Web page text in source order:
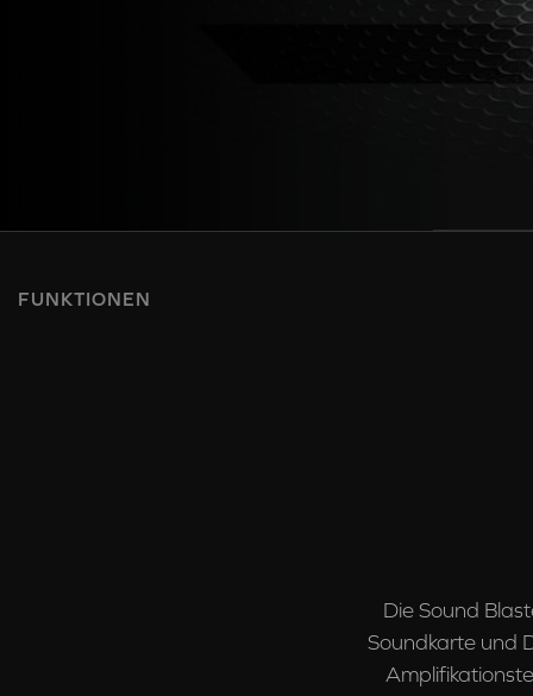
FUNKTIONEN
Die Sound
Soundkarte und